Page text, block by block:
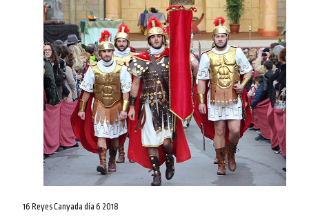
16 Reyes Canyada día 6 2018